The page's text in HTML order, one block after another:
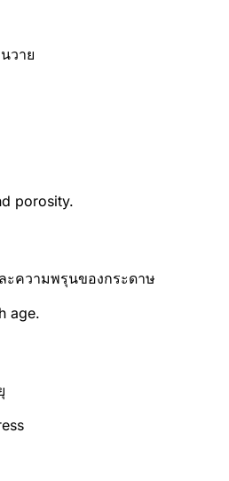
วาย
porosity.
ะความพรุนของกระดาษ
age.